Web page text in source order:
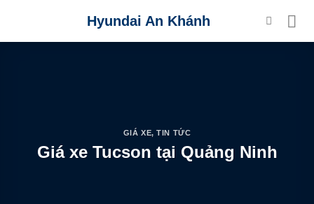
content
Hyundai An Khánh
GIÁ XE,TIN TỨC
Giá xe Tucson tại Quảng Ninh